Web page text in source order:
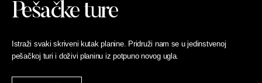
Pešačke ture
Istraži svaki skriveni kutak planine. Pridruži nam se u jedinstvenoj
pešačkoj turi i doživi planinu iz potpuno novog ugla.